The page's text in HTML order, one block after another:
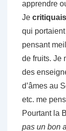
apprendre
Je
qui
pensant
de fruits. Je
des
d’âmes au
etc. me
Pourtant la
pas un bon